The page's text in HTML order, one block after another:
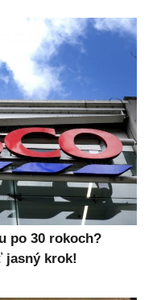
po 30 rokoch?
jasný krok!